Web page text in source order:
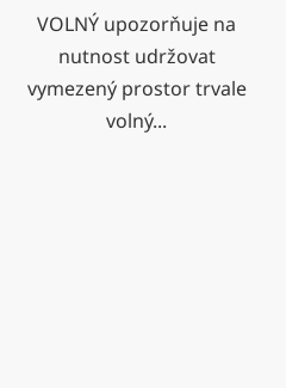
VOLNÝ upozorňuje na
nutnost udržovat
vymezený prostor trvale
volný...